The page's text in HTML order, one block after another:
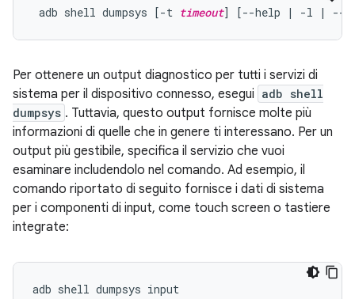
adb shell dumpsys [-t timeout] [--help | -l | --
Per ottenere un output diagnostico per tutti i servizi di
sistema per il dispositivo connesso, esegui adb shell
dumpsys . Tuttavia, questo output fornisce molte più
informazioni di quelle che in genere ti interessano. Per un
output più gestibile, specifica il servizio che vuoi
esaminare includendolo nel comando. Ad esempio, il
comando riportato di seguito fornisce i dati di sistema
per i componenti di input, come touch screen o tastiere
integrate: